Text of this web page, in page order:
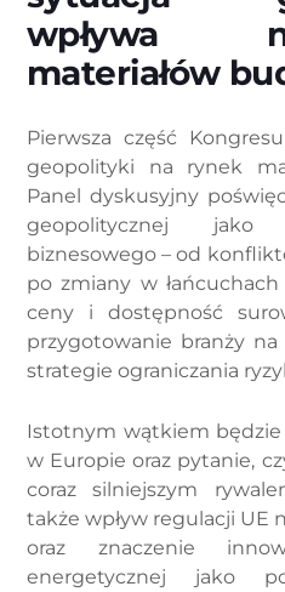
wpływa
materiałów
Pierwsza część
geopolityki na rynek
Panel dyskusyjny
geopolitycznej jako
biznesowego – od
po zmiany w
ceny i dostępność
przygotowanie branży
strategie ograniczania
Istotnym wątkiem będzie
w Europie oraz pytanie,
coraz silniejszym
także wpływ regulacji UE
oraz znaczenie
energetycznej jako